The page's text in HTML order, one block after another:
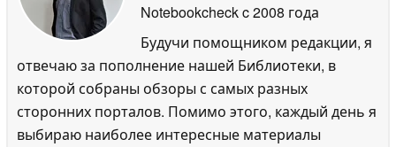
Notebookcheckc 2008 года
Будучи помощником редакции, я
отвечаю за пополнение нашей Библиотеки, в
которой собраны обзоры с самых разных
сторонних порталов. Помимо этого, каждый день я
выбираю наиболее интересные материалы